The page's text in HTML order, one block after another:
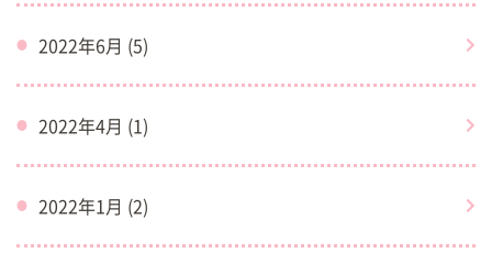
2022年6月 (5)
2022年4月 (1)
2022年1月 (2)